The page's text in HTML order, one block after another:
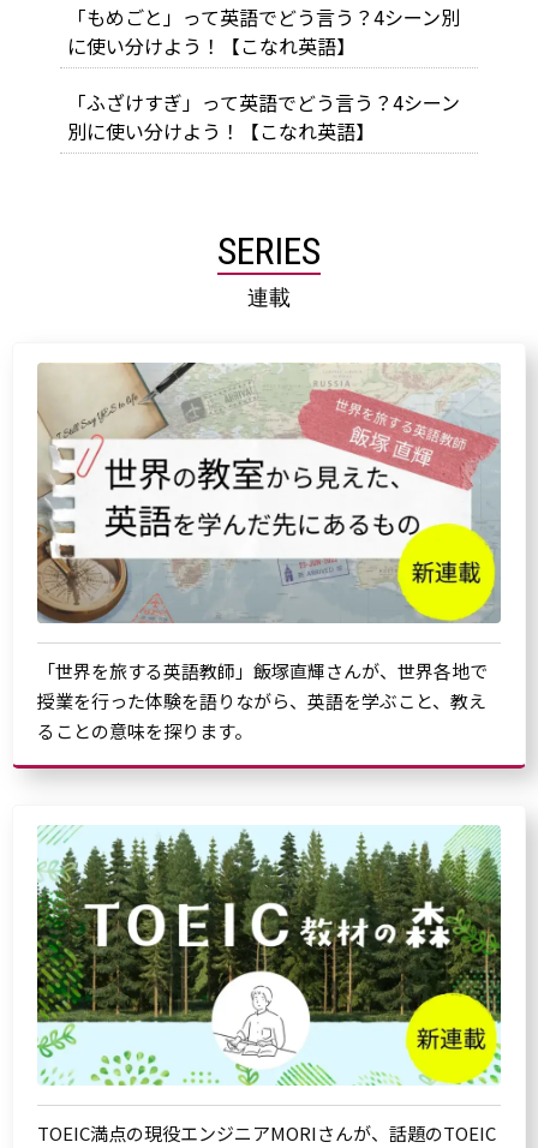
「もめごと」って英語でどう言う？4シーン別
に使い分けよう！【こなれ英語】
「ふざけすぎ」って英語でどう言う？4シーン
別に使い分けよう！【こなれ英語】
SERIES
連載
「世界を旅する英語教師」飯塚直輝さんが、世界各地で
授業を行った体験を語りながら、英語を学ぶこと、教え
ることの意味を探ります。
TOEIC満点の現役エンジニアMORIさんが、話題のTOEIC